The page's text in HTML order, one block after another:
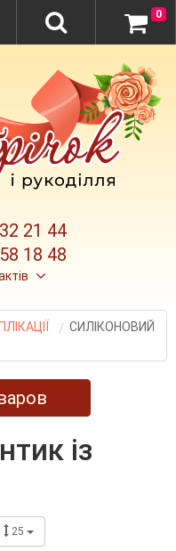
21 44
18 48
0
СИЛІКОНОВИЙ
25